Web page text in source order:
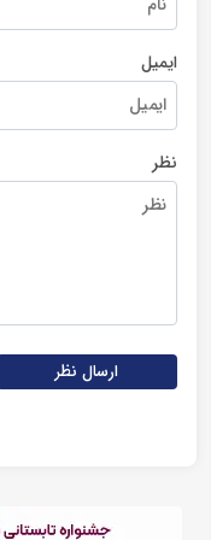
ایمیل
نظر
ارسال نظر